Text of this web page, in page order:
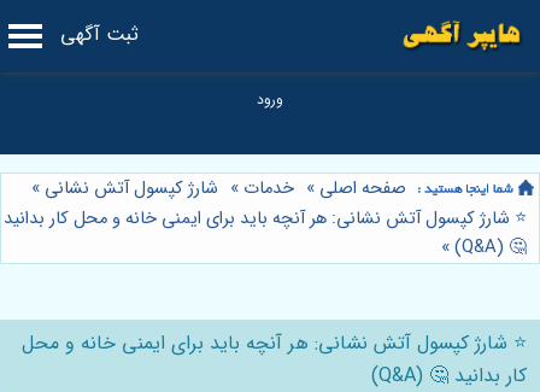
ثبت آگهی
صفحه اصلی » خدمات » شارژ کپسول آتش نشانی »
⭐️ شارژ کپسول آتش نشانی: هر آنچه باید برای ایمنی خانه و محل کار بدانید
🤔 (Q&A)
»
⭐️ شارژ کپسول آتش نشانی: هر آنچه باید برای ایمنی خانه و محل
کار بدانید 🤔 (Q&A)